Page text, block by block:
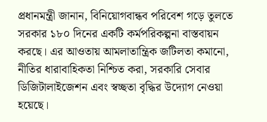
প্রধানমন্ত্রী জানান, বিনিয়োগবান্ধব পরিবেশ গড়ে তুলতে
সরকার ১৮০ দিনের একটি কর্মপরিকল্পনা বাস্তবায়ন
করছে। এর আওতায় আমলাতান্ত্রিক জটিলতা কমানো,
নীতির ধারাবাহিকতা নিশ্চিত করা, সরকারি সেবার
ডিজিটালাইজেশন এবং স্বচ্ছতা বৃদ্ধির উদ্যোগ নেওয়া
হয়েছে।